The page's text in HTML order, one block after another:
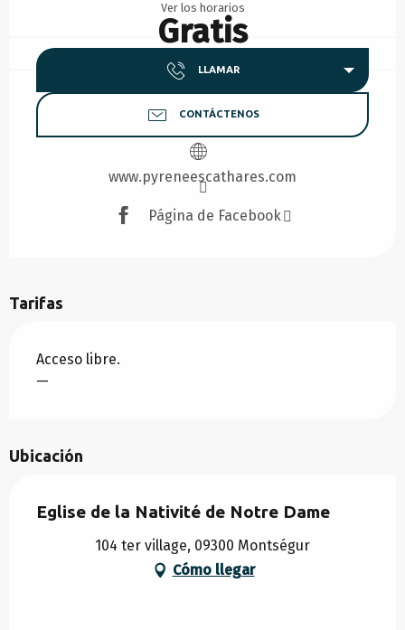
Ver los horarios
Gratis
LLAMAR
CONTÁCTENOS
www.pyreneescathares.com
Página de Facebook
Tarifas
Acceso libre.
—
Ubicación
Eglise de la Nativité de Notre Dame
104 ter village, 09300 Montségur
Cómo llegar